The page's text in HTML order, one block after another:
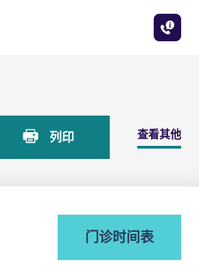
列印 查看其他
门诊时间表